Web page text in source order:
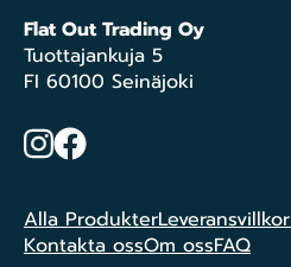
Flat Out Trading Oy
Tuottajankuja 5
FI 60100 Seinäjoki
Instagram
Facebook
Alla ProdukterLeveransvillkor
Kontakta ossOm ossFAQ